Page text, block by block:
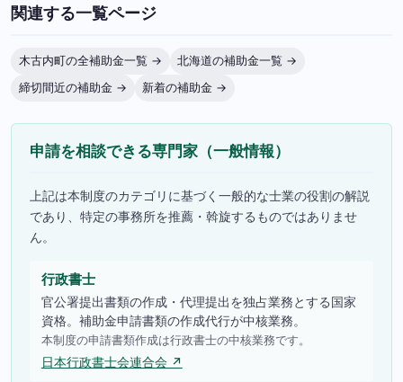
関連する一覧ページ
木古内町の全補助金一覧 →
北海道の補助金一覧 →
締切間近の補助金 →
新着の補助金 →
申請を相談できる専門家（一般情報）
上記は本制度のカテゴリに基づく一般的な士業の役割の解説
であり、特定の事務所を推薦・斡旋するものではありませ
ん。
行政書士
官公署提出書類の作成・代理提出を独占業務とする国家
資格。補助金申請書類の作成代行が中核業務。
本制度の申請書類作成は行政書士の中核業務です。
日本行政書士会連合会 ↗